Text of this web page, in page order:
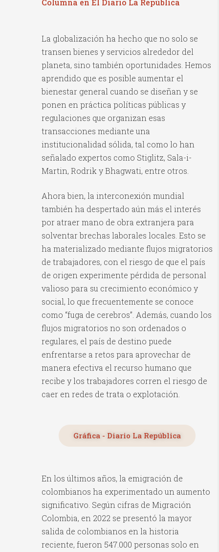
Columna en El Diario La República
La globalización ha hecho que no solo se
transen bienes y servicios alrededor del
planeta, sino también oportunidades. Hemos
aprendido que es posible aumentar el
bienestar general cuando se diseñan y se
ponen en práctica políticas públicas y
regulaciones que organizan esas
transacciones mediante una
institucionalidad sólida, tal como lo han
señalado expertos como Stiglitz, Sala-i-
Martin, Rodrik y Bhagwati, entre otros.
Ahora bien, la interconexión mundial
también ha despertado aún más el interés
por atraer mano de obra extranjera para
solventar brechas laborales locales. Esto se
ha materializado mediante flujos migratorios
de trabajadores, con el riesgo de que el país
de origen experimente pérdida de personal
valioso para su crecimiento económico y
social, lo que frecuentemente se conoce
como “fuga de cerebros”. Además, cuando los
flujos migratorios no son ordenados o
regulares, el país de destino puede
enfrentarse a retos para aprovechar de
manera efectiva el recurso humano que
recibe y los trabajadores corren el riesgo de
caer en redes de trata o explotación.
Gráfica - Diario La República
En los últimos años, la emigración de
colombianos ha experimentado un aumento
significativo. Según cifras de Migración
Colombia, en 2022 se presentó la mayor
salida de colombianos en la historia
reciente, fueron 547.000 personas solo en